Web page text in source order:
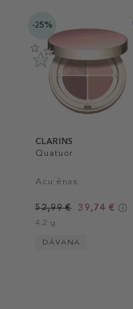
-25%
CLARINS
Quatuor
Acu ēnas
52,99 € 39,74 €
4.2 g
DĀVANA